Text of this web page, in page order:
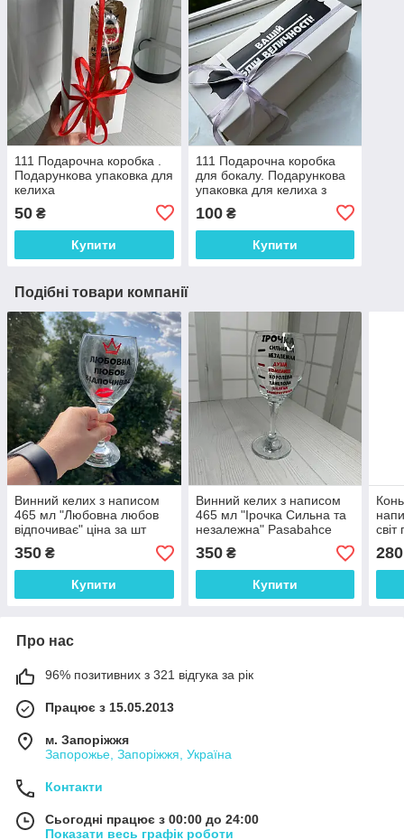
111 Подарочна коробка .
Подарункова упаковка для
келиха
50 ₴
Купити
111 Подарочна коробка
для бокалу. Подарункова
упаковка для келиха з
100₴
Купити
Подібні товари компанії
Винний келих з написом
465 мл "Любовна любов
відпочиває" ціна за шт
350 ₴
Купити
Винний келих з написом
465 мл "Ірочка Сильна та
незалежна" Pasabahce
ціна за 1 шт
350₴
Купити
400
280
Про нас
96% позитивних з 321 відгука за рік
Працює з 15.05.2013
м. Запоріжжя
Запорожье, Запоріжжя, Україна
Контакти
Сьогодні працює з 00:00 до 24:00
Показати весь графік роботи